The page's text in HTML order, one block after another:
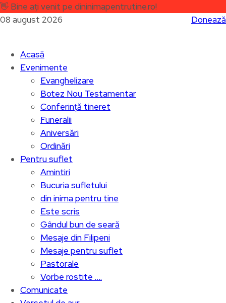
👋 Bine ați venit pe dininimapentrutine.ro!
08 august 2026
Donează
Acasă
Evenimente
Evanghelizare
Botez Nou Testamentar
Conferință tineret
Funeralii
Aniversări
Ordinări
Pentru suflet
Amintiri
Bucuria sufletului
din inima pentru tine
Este scris
Gândul bun de seară
Mesaje din Filipeni
Mesaje pentru suflet
Pastorale
Vorbe rostite ….
Comunicate